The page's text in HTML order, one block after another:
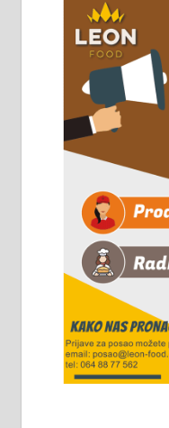
Чистим све
061/32-13-445